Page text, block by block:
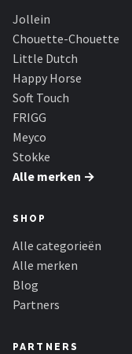
Jollein
Chouette-Chouette
Little Dutch
Happy Horse
Soft Touch
FRIGG
Meyco
Stokke
Alle merken →
SHOP
Alle categorieën
Alle merken
Blog
Partners
PARTNERS